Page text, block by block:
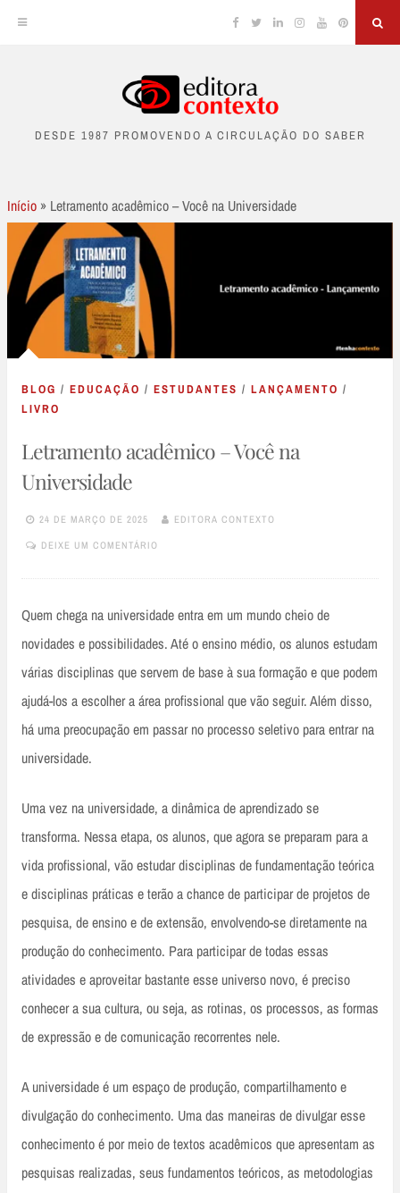
content
Facebook
TwitterLinkedinInstagram
YouTubePinterest
DESDE 1987 PROMOVENDO A CIRCULAÇÃO DO SABER
Início » Letramento acadêmico – Você na Universidade
BLOG / EDUCAÇÃO / ESTUDANTES / LANÇAMENTO /
LIVRO
Letramento acadêmico – Você na
Universidade
24 DE MARÇO DE 2025 EDITORA CONTEXTO
DEIXE UM COMENTÁRIO
Quem chega na universidade entra em um mundo cheio de
novidades e possibilidades. Até o ensino médio, os alunos estudam
várias disciplinas que servem de base à sua formação e que podem
ajudá-los a escolher a área profissional que vão seguir. Além disso,
há uma preocupação em passar no processo seletivo para entrar na
universidade.
Uma vez na universidade, a dinâmica de aprendizado se
transforma. Nessa etapa, os alunos, que agora se preparam para a
vida profissional, vão estudar disciplinas de fundamentação teórica
e disciplinas práticas e terão a chance de participar de projetos de
pesquisa, de ensino e de extensão, envolvendo-se diretamente na
produção do conhecimento. Para participar de todas essas
atividades e aproveitar bastante esse universo novo, é preciso
conhecer a sua cultura, ou seja, as rotinas, os processos, as formas
de expressão e de comunicação recorrentes nele.
A universidade é um espaço de produção, compartilhamento e
divulgação do conhecimento. Uma das maneiras de divulgar esse
conhecimento é por meio de textos acadêmicos que apresentam as
pesquisas realizadas, seus fundamentos teóricos, as metodologias